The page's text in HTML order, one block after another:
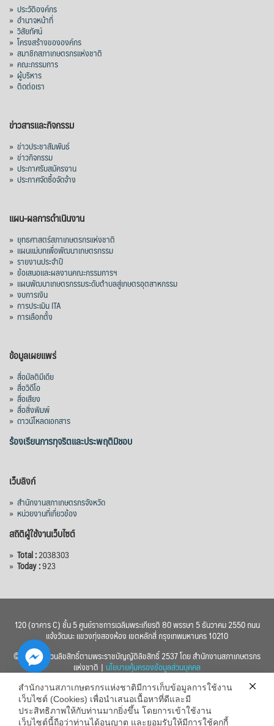
» ประวัติองค์กร
» อำนาจหน้าที่
» วิสัยทัศน์
» โครงสร้างขององค์กร
» สมาชิกสภาเกษตรกรแห่งชาติ
» คณะกรรมการ
» ผู้บริหาร
» ติดต่อเรา
ข่าวสารและกิจกรรม
» ข่าวประชาสัมพันธ์
» ข่าวกิจกรรม
» ประกาศรับสมัครงาน
» ประกาศจัดซื้อจัดจ้าง
แผน-ผลการดำเนินงาน
» ยุทธศาสตร์สภาเกษตรกรแห่งชาติ
» แผนแม่บทเพื่อพัฒนาเกษตรกรรม
» รายงานประจำปี
» ข้อเสนอและผลงานคณะกรรมการฯ
» แผนพัฒนาเกษตรกรรมระดับตำบลสู่เกษตรอุตสาหกรรม
» งบการเงิน
» การประเมิน ITA
» การเลือกตั้ง
ข้อมูลเผยแพร่
» สื่อมัลติมีเดีย
» สื่อวิดีโอ
» สื่อเสียง
» สื่อสิ่งพิมพ์
» ดาวน์โหลดเอกสาร
ร้องเรียนการทุจริตและประพฤติมิชอบ
เว็บลิงก์
» สำนักงานสภาเกษตรกรจังหวัด
» หน่วยงานที่เกี่ยวข้อง
สถิติผู้ใช้งานเว็บไซต์
» Total :2038303
» Today :923
120 (อาคาร C) ชั้น 5 ศูนย์ราชการเฉลิมพระเกียรติ 80 พรรษา 5 ธันวาคม 2550 ถนน
แจ้งวัฒนะ แขวงทุ่งสองห้อง เขตหลักสี่ กรุงเทพมหานคร 10210
© 2560 สงวนลิขสิทธิ์ตามพระราชบัญญัติลิขสิทธิ์ 2537 โดย สำนักงานสภาเกษตรกร
แห่งชาติ | นโยบายคุ้มครองข้อมูลส่วนบุคคล
สำนักงานสภาเกษตรกรแห่งชาติมีการเก็บข้อมูลการใช้งาน
เว็บไซต์ (Cookies) เพื่อนำเสนอเนื้อหาที่ดีและมี
ประสิทธิภาพให้กับท่านมากยิ่งขึ้น โดยการเข้าใช้งาน
เว็บไซต์นี้ถือว่าท่านได้อนุญาต และยอมรับให้มีการใช้คุกกี้